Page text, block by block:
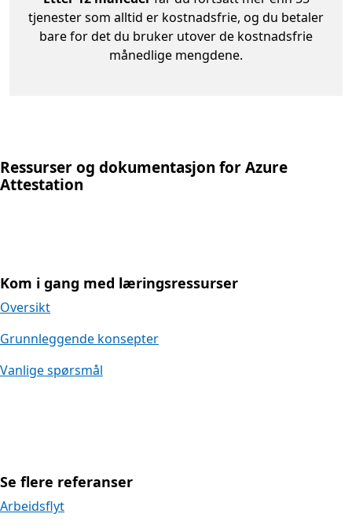
tjenester som alltid er kostnadsfrie, og du betaler
bare for det du bruker utover de kostnadsfrie
månedlige mengdene.
Ressurser og dokumentasjon for Azure
Attestation
Kom i gang med læringsressurser
Oversikt
Grunnleggende konsepter
Vanlige spørsmål
Se flere referanser
Arbeidsflyt